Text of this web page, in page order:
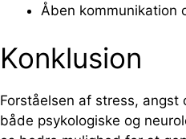
Åben kommunikation
Konklusion
Forståelsen af stress, angst
både psykologiske og